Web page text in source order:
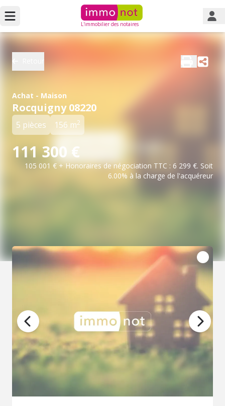
L'immobilier des notaires
Achat - Maison
Rocquigny 08220
5 pièces 156 m2
111 300 €
105 001 € + Honoraires de négociation TTC : 6 299 €. Soit
6.00% à la charge de l'acquéreur